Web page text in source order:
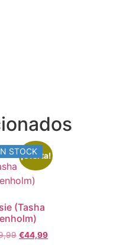
¡Oferta!
STOCK
(Tasha
€44,99